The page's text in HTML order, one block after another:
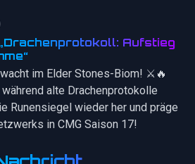
Aufstieg
im Elder Stones-Biom! ⚔️🔥
alte Drachenprotokolle
Runensiegel wieder her und präge
in CMG Saison 17!